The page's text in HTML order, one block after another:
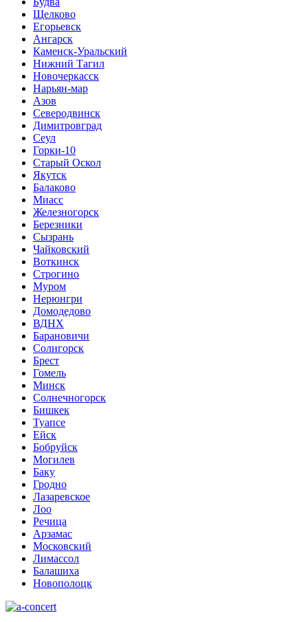
Щелково
Егорьевск
Ангарск
Каменск-Уральский
Нижний Тагил
Новочеркасск
Нарьян-мар
Азов
Северодвинск
Димитровград
Сеул
Горки-10
Старый Оскол
Якутск
Балаково
Миасс
Железногорск
Березники
Сызрань
Чайковский
Воткинск
Строгино
Муром
Нерюнгри
Домодедово
ВДНХ
Барановичи
Солигорск
Брест
Гомель
Минск
Солнечногорск
Бишкек
Туапсе
Ейск
Бобруйск
Могилев
Баку
Гродно
Лазаревское
Лоо
Речица
Арзамас
Московский
Лимассол
Балашиха
Новополоцк